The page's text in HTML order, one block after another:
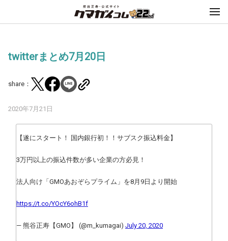
twitterまとめ7月20日
share：
2020年7月21日
【遂にスタート！ 国内銀行初！！サブスク振込料金】
3万円以上の振込件数が多い企業の方必見！
法人向け「GMOあおぞらプライム」を8月9日より開始
https://t.co/YOcY6ohB1f
— 熊谷正寿【GMO】 (@m_kumagai) July 20, 2020